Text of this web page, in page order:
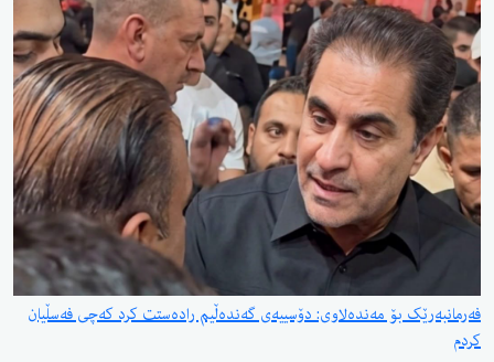
فەرمانبەرێک بۆ مەندەلاوی: دۆسییەی گەندەڵیم رادەستت کرد کەچی فەسڵیان
کردم